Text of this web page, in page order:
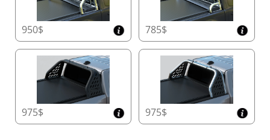
Verbesserte Sicherheit mit
Hinderniserkennung in Echtzeit
Schützen Sie, was Ihnen am wichtigsten ist, mit
physischen Sensoren, die in die hintere Lamelle
integriert sind. Im Gegensatz zu herkömmlichen
Systemen erkennen diese Sensoren
Hindernisse sofort und bieten zusätzlichen
Schutz für Kinder, Haustiere und empfindliche
Ladungen.
950$ 785$
975$ 975$